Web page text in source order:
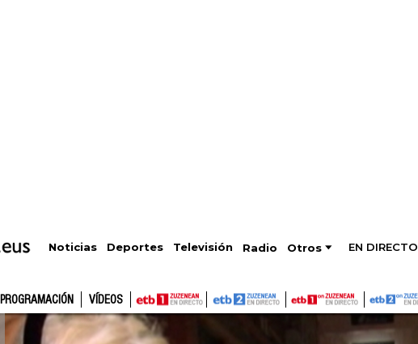
Noticias Deportes Televisión Radio Otros EN DIRECTO
PROGRAMACIÓN VÍDEOS